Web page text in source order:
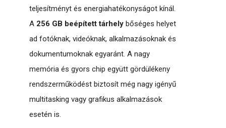
teljesítményt és energiahatékonyságot kínál.
A 256 GB beépített tárhely bőséges helyet
ad fotóknak, videóknak, alkalmazásoknak és
dokumentumoknak egyaránt. A nagy
memória és gyors chip együtt gördülékeny
rendszerműködést biztosít még nagy igényű
multitasking vagy grafikus alkalmazások
esetén is.